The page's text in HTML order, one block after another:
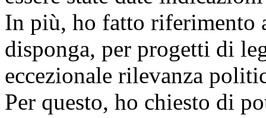
In più, ho fatto riferimento
disponga, per progetti di
eccezionale rilevanza
Per questo, ho chiesto di